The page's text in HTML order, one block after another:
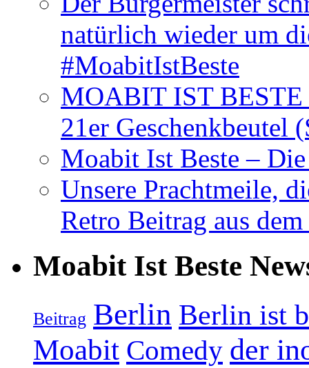
natürlich wieder um
#MoabitIstBeste
MOABIT IST BESTE
21er Geschenkbeutel
Moabit Ist Beste –
Unsere Prachtmeile,
Retro Beitrag aus
Moabit Ist Beste
Beitrag Berlin Berlin ist
Moabit Comedy der